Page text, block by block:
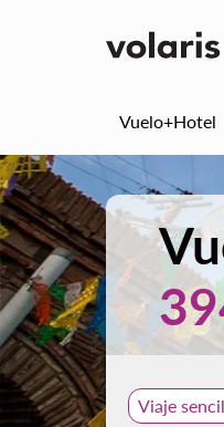
Vuelo+Hotel
Viaje